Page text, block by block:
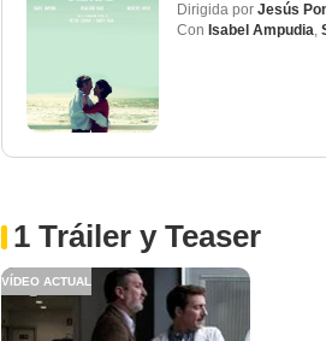
Dirigida por Jesús
Con Isabel Ampudia,
1 Tráiler y Teaser
VÍDEO ACTUAL